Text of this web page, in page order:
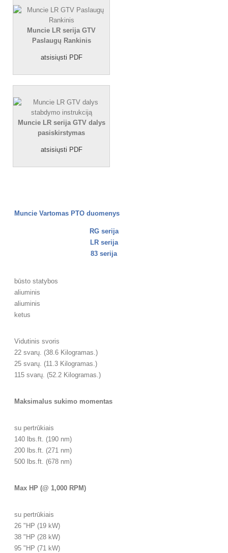
Muncie LR serija GTV
Paslaugų Rankinis
atsisiųsti PDF
Muncie LR serija GTV dalys
pasiskirstymas
atsisiųsti PDF
Muncie Vartomas PTO duomenys
RG serija
LR serija
83 serija
būsto statybos
aliuminis
aliuminis
ketus
Vidutinis svoris
22 svarų. (38.6 Kilogramas.)
25 svarų. (11.3 Kilogramas.)
115 svarų. (52.2 Kilogramas.)
Maksimalus sukimo momentas
su pertrūkiais
140 lbs.ft. (190 nm)
200 lbs.ft. (271 nm)
500 lbs.ft. (678 nm)
Max HP (@ 1,000 RPM)
su pertrūkiais
26 "HP (19 kW)
38 "HP (28 kW)
95 "HP (71 kW)